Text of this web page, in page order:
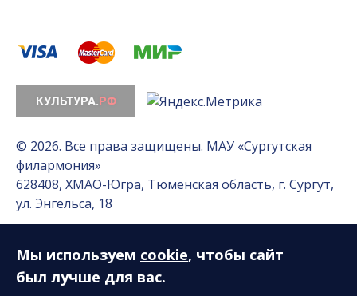
© 2026. Все права защищены. МАУ «Сургутская
филармония»
628408, ХМАО-Югра, Тюменская область, г. Сургут,
ул. Энгельса, 18
Разработка сайта — Интернет-лаборатория
«Делиссимо»
Мы используем cookie, чтобы сайт
был лучше для вас.